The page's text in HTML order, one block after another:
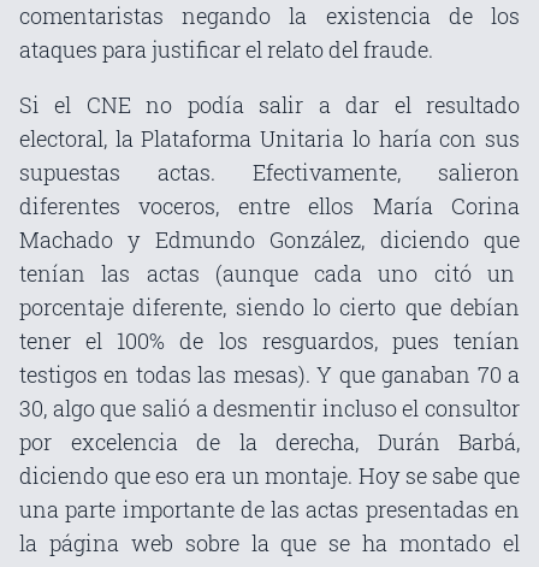
comentaristas negando la existencia de los
ataques para justificar el relato del fraude.
Si el CNE no podía salir a dar el resultado
electoral, la Plataforma Unitaria lo haría con sus
supuestas actas. Efectivamente, salieron
diferentes voceros, entre ellos María Corina
Machado y Edmundo González, diciendo que
tenían las actas (aunque cada uno citó un
porcentaje diferente, siendo lo cierto que debían
tener el 100% de los resguardos, pues tenían
testigos en todas las mesas). Y que ganaban 70 a
30, algo que salió a desmentir incluso el consultor
por excelencia de la derecha, Durán Barbá,
diciendo que eso era un montaje. Hoy se sabe que
una parte importante de las actas presentadas en
la página web sobre la que se ha montado el